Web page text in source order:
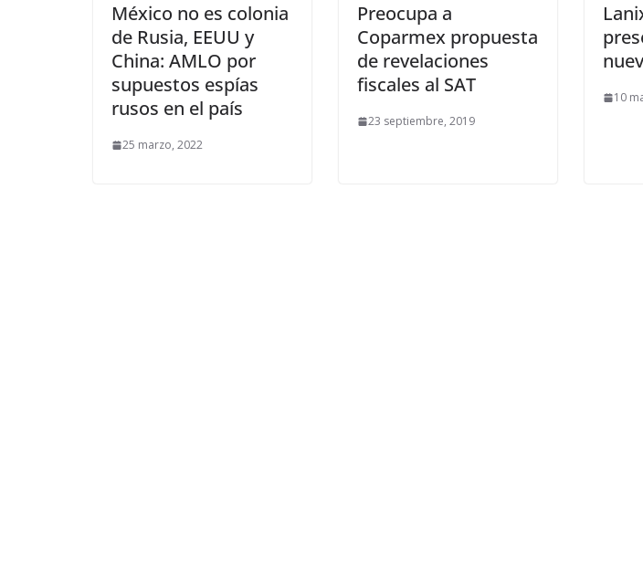
México no es colonia
de Rusia, EEUU y
China: AMLO por
supuestos espías
rusos en el país
25 marzo, 2022
Preocupa a
Coparmex propuesta
de revelaciones
fiscales al SAT
23 septiembre, 2019
10